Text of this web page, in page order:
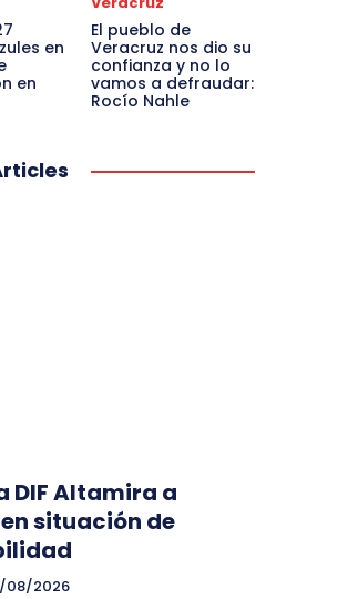
en
en
El pueblo de
Veracruz nos dio su
confianza y no lo
vamos a defraudar:
Rocío Nahle
DIF Altamira a
situación de
08/2026